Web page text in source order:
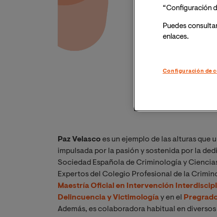
Paz Velascoes un ejemplo de las alturas que
impulsada por la pasión y sostenida por la
Sociedad Española de Criminología y
Expertos del Colegio Profesional de la
Maestría Oficial en Intervención
Delincuencia y Victimologíay en el
Además, es colaboradora habitual en
“Configuración
Puedes
enlaces.
Configuración de